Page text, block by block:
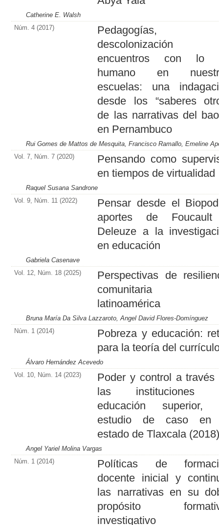
Catherine E. Walsh
Núm. 4 (2017)
Pedagogías,
encuentros con lo
humano en
escuelas: una
desde los “saberes
de las narrativas del
en Pernambuco
Rui Gomes de Mattos de Mesquita, Francisco Ramallo, Emeline
Vol. 7, Núm. 7 (2020)
Pensando como
en tiempos de virtualidad
Raquel Susana Sandrone
Vol. 9, Núm. 11 (2022)
Pensar desde el
aportes de
Deleuze a la
en educación
Gabriela Casenave
Vol. 12, Núm. 18 (2025)
Perspectivas de
comunitaria
latinoamérica
Bruna María Da Silva Lazzaroto, Angel David Flores-Domínguez
Núm. 1 (2014)
Pobreza y educación:
para la teoría del
Álvaro Hernández Acevedo
Vol. 10, Núm. 14 (2023)
Poder y control a través
las instituciones
educación superior,
estudio de caso en
estado de Tlaxcala
Angel Yariel Molina Vargas
Núm. 1 (2014)
Políticas de
docente inicial y
las narrativas en su
propósito
investigativo